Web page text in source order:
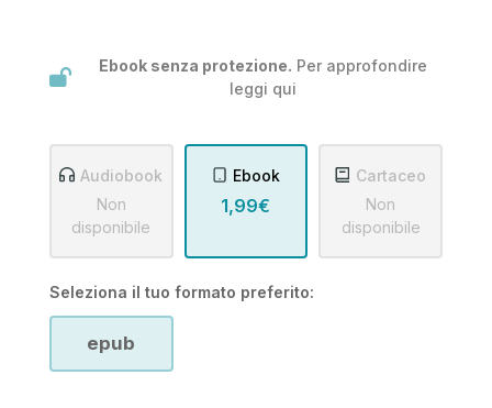
Ebook senza protezione. Per approfondire
leggi qui
Audiobook
Non
disponibile
Ebook
1,99€
Cartaceo
Non
disponibile
Seleziona il tuo formato preferito:
epub